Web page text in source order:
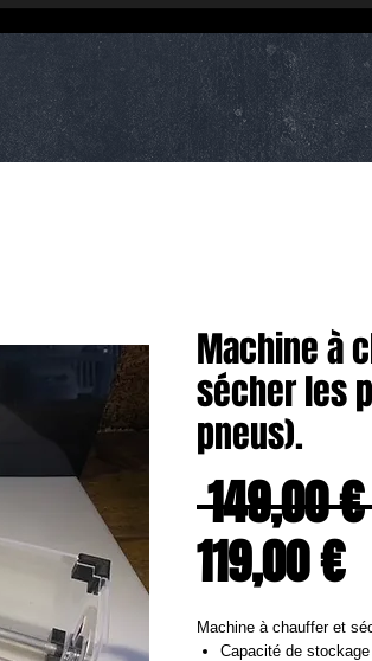
Machine à
sécher les
pneus).
149,00
119,00 €
Machine à chauffer et
Capacité de